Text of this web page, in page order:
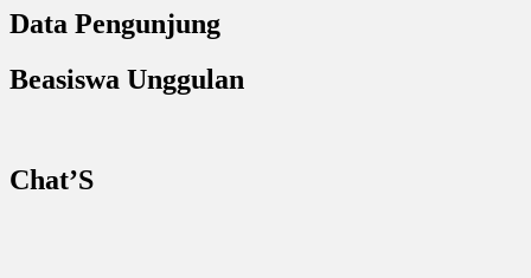
Data Pengunjung
Beasiswa Unggulan
Chat’S